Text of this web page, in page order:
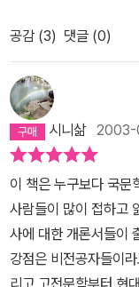
구 이론의 틀에서 벗
이자 사회사이며 사상
활용하고 있으며, 3년
제4판은 입문서의 성
록 했다. 작품 인용 방
표기법을 사용했다. 저
학을 하나가 되게 하겠
다루지 못한 것은 자료
문'이라고 밝혔다.조동
니다.1권은 원시문학
니다.처음에는 조동일
공감 (3) 댓글 (0)
시니삶2003-
이 책은 누구보다 국문
사람들이 많이 접하고
사에 대한 개론서들이
강점은 비전공자들이
리고 고전문학부터 현